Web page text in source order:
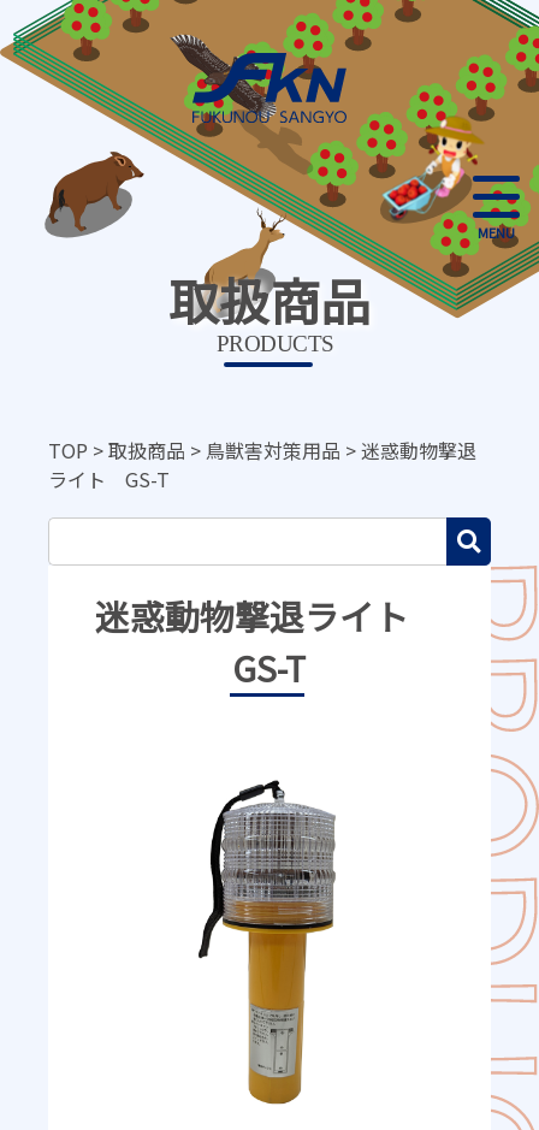
MENU
取扱商品
PRODUCTS
TOP >取扱商品 > 鳥獣害対策用品 >迷惑動物撃退
ライト GS-T
迷惑動物撃退ライト
GS-T